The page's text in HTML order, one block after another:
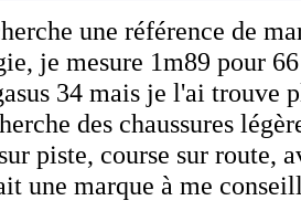
une référence de
je mesure 1m89 pour
34 mais je l'ai trouve
des chaussures
piste, course sur route,
une marque à me